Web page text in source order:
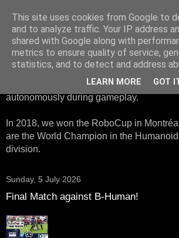
HTWK Robots
We are the HTWK Robots - a robotics
participates in RoboCup Standard
all teams compete with identical robots
autonomously during gameplay.
In 2018, we won the RoboCup in
are the World Champion in the
division.
Sunday, 5 July 2026
Final Match against B-Human!
This site uses cookies from Google to
and to analyze traffic. Your IP address
shared with Google along with
metrics to ensure quality of service,
statistics, and to detect and address
LEARN MORE GOT